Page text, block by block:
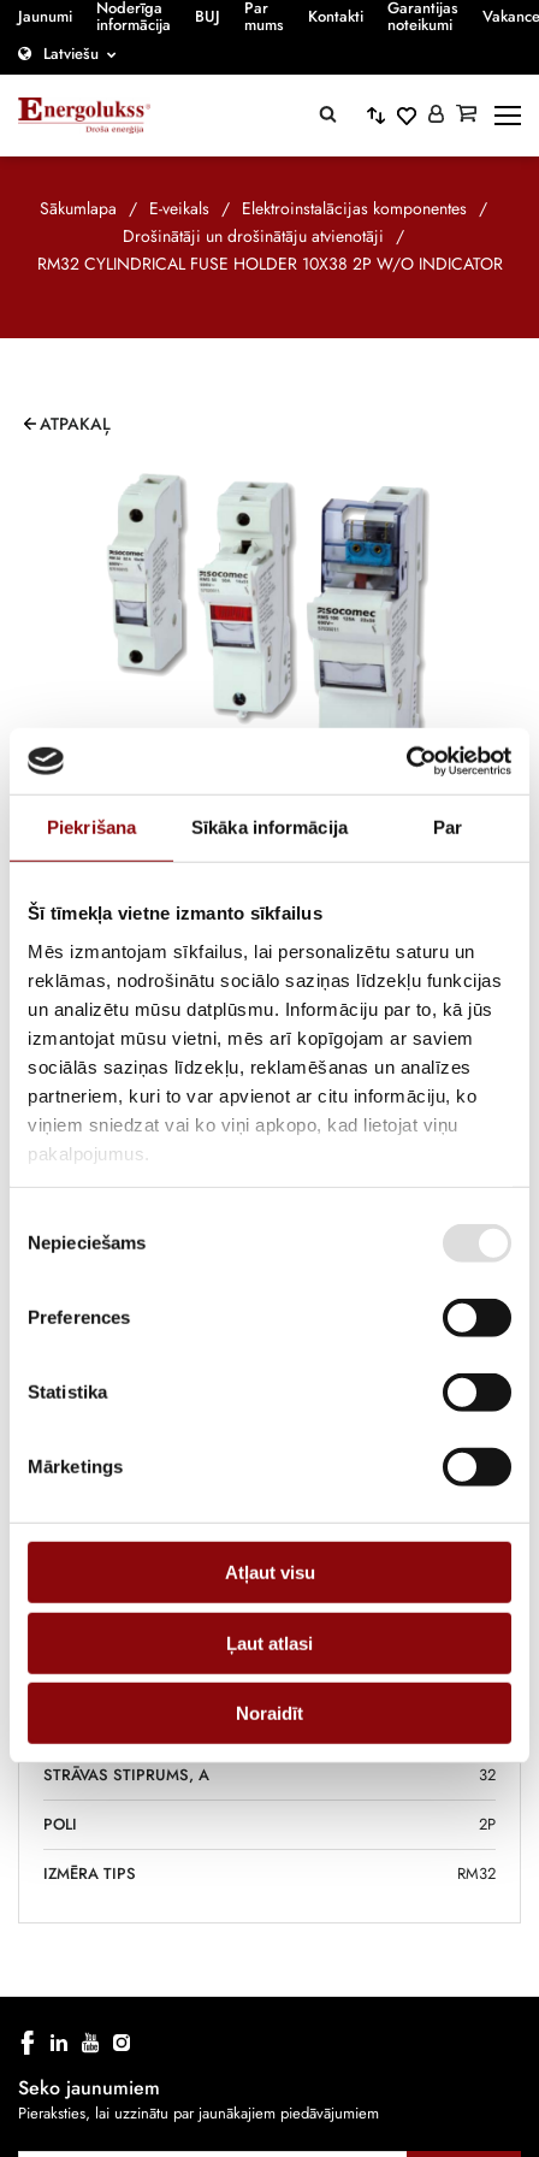
Piekrišana Sīkāka informācija Par
Šī tīmekļa vietne izmanto sīkfailus
Mēs izmantojam sīkfailus, lai personalizētu saturu un
reklāmas, nodrošinātu sociālo saziņas līdzekļu funkcijas
un analizētu mūsu datplūsmu. Informāciju par to, kā jūs
izmantojat mūsu vietni, mēs arī kopīgojam ar saviem
sociālās saziņas līdzekļu, reklamēšanas un analīzes
partneriem, kuri to var apvienot ar citu informāciju, ko
viņiem sniedzat vai ko viņi apkopo, kad lietojat viņu
pakalpojumus.
izvēle
Nepieciešams
Preferences
Statistika
Mārketings
Atļaut visu
Ļaut atlasi
Noraidīt
Jaunumi Noderīga
informācija BUJ Par
mums Kontakti Garantijas
noteikumi
Latviešu
Sākumlapa / E-veikals / Elektroinstalācijas komponentes /
Drošinātāji un drošinātāju atvienotāji /
RM32 CYLINDRICAL FUSE HOLDER 10X38 2P W/O INDICATOR
ATPAKAĻ
RM32 CYLINDRICAL
FUSE HOLDER 10X38 2P
W/O INDICATOR
€14,77
ar PVN
ATLIKUMS Pieejams pēc pasūtījuma
ARTIKULS
APRAKSTS
10×38
PIEVIENOT GROZAM
Informācija Katalogi
IZMĒRI 65x65x90 cm
STRĀVAS STIPRUMS, A 32
POLI 2P
IZMĒRA TIPS RM32
Seko jaunumiem
Pieraksties, lai uzzinātu par jaunākajiem piedāvājumiem